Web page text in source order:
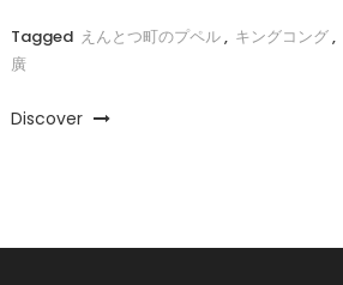
Tagged えんとつ町のプペル, キングコング,
廣
Discover